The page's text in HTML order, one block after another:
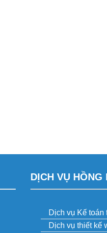
DỊCH VỤ HỒNG
Dịch vụ Kế toán
Dịch vụ thiết kế